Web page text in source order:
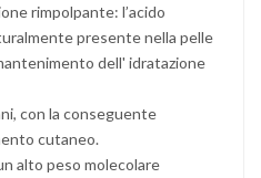
rimpolpante: l’acido
presente nella pelle
dell' idratazione
con la conseguente
cutaneo.
alto peso molecolare